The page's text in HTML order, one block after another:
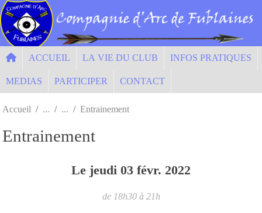
ACCUEIL LA VIE DU CLUB INFOS PRATIQUES
MEDIAS PARTICIPER CONTACT
Accueil Entrainement
Entrainement
Le jeudi 03 févr. 2022
de 18h30 à 21h
Panneau de gestion des cookies